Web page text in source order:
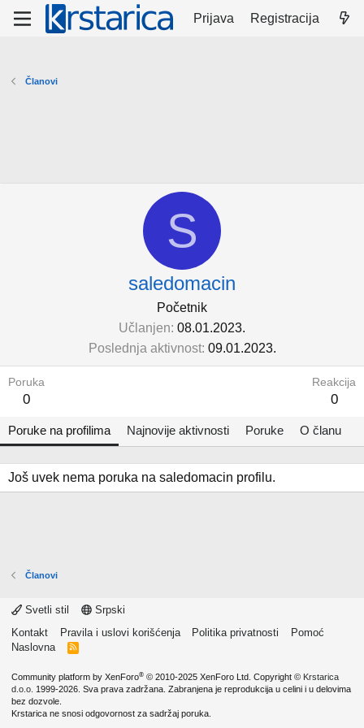
Prijava Registracija
Članovi
S
saledomacin
Početnik
Učlanjen 08.01.2023.
Poslednja aktivnost 09.01.2023.
Poruka
0
Reakcija
0
Poruke na profilima Najnovije aktivnosti Poruke O članu
Još uvek nema poruka na saledomacin profilu.
Članovi
Svetli stil
Srpski
Kontakt
Pravila i uslovi korišćenja Politika privatnosti
Pomoć
Naslovna
R
Community platform by XenForo® © 2010-2025 XenForo Ltd. Copyright © Krstarica
d.o.o. 1999-2026. Sva prava zadržana. Zabranjena je reprodukcija u celini i u delovima
bez dozvole.
Krstarica ne snosi odgovornost za sadržaj poruka.